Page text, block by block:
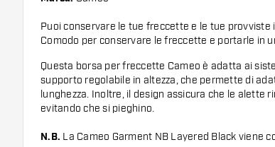
Puoi conservare le tue freccette e le tue
Comodo per conservare le freccette e portarle in
Questa borsa per freccette Cameo è adatta ai
supporto regolabile in altezza, che permette di
lunghezza. Inoltre, il design assicura che le alette
evitando che si pieghino.
N.B. La Cameo Garment NB Layered Black viene